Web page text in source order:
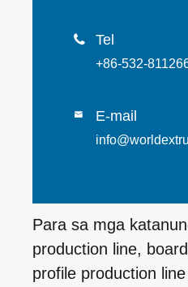
 Tel
+86-532-
 E-mail
Para sa mga
production line,
profile production